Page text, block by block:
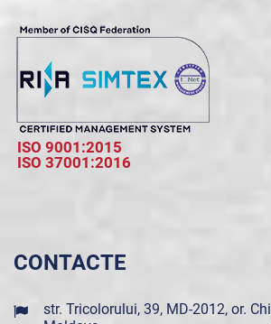
ISO 9001:2015
ISO 37001:2016
CONTACTE
str. Tricolorului, 39, MD-2012, or.